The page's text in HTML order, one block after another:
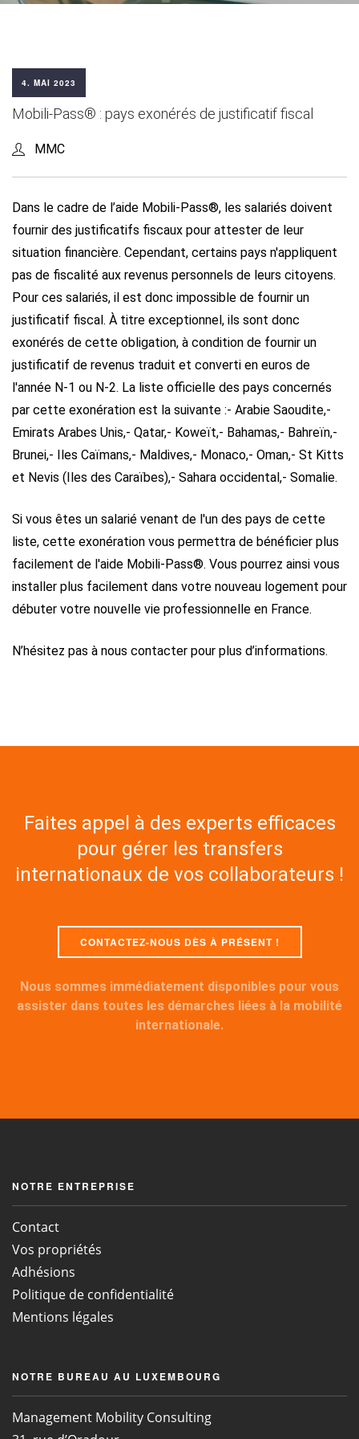
4. MAI 2023
Mobili-Pass® : pays exonérés de justificatif fiscal
MMC
Dans le cadre de l’aide Mobili-Pass®, les salariés doivent
fournir des justificatifs fiscaux pour attester de leur
situation financière. Cependant, certains pays n'appliquent
pas de fiscalité aux revenus personnels de leurs citoyens.
Pour ces salariés, il est donc impossible de fournir un
justificatif fiscal. À titre exceptionnel, ils sont donc
exonérés de cette obligation, à condition de fournir un
justificatif de revenus traduit et converti en euros de
l'année N-1 ou N-2. La liste officielle des pays concernés
par cette exonération est la suivante :- Arabie Saoudite,-
Emirats Arabes Unis,- Qatar,- Koweït,- Bahamas,- Bahreïn,-
Brunei,- Iles Caïmans,- Maldives,- Monaco,- Oman,- St Kitts
et Nevis (Iles des Caraïbes),- Sahara occidental,- Somalie.
Si vous êtes un salarié venant de l'un des pays de cette
liste, cette exonération vous permettra de bénéficier plus
facilement de l'aide Mobili-Pass®. Vous pourrez ainsi vous
installer plus facilement dans votre nouveau logement pour
débuter votre nouvelle vie professionnelle en France.
N’hésitez pas à nous contacter pour plus d’informations.
Faites appel à des experts efficaces
pour gérer les transfers
internationaux de vos collaborateurs !
CONTACTEZ-NOUS DÈS À PRÉSENT !
Nous sommes immédiatement disponibles pour vous
assister dans toutes les démarches liées à la mobilité
internationale.
NOTRE ENTREPRISE
Contact
Vos propriétés
Adhésions
Politique de confidentialité
Mentions légales
NOTRE BUREAU AU LUXEMBOURG
Management Mobility Consulting